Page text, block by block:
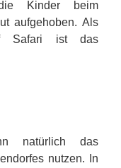
Kinder beim
aufgehoben. Als
Safari ist das
natürlich das
nutzen. In